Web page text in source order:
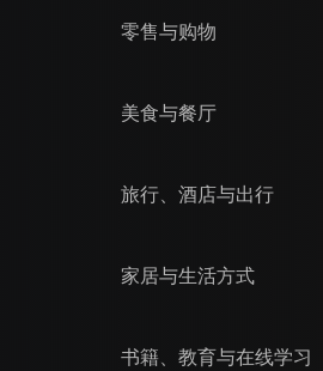
零售与购物
美食与餐厅
旅行、酒店与出行
家居与生活方式
书籍、教育与在线学习